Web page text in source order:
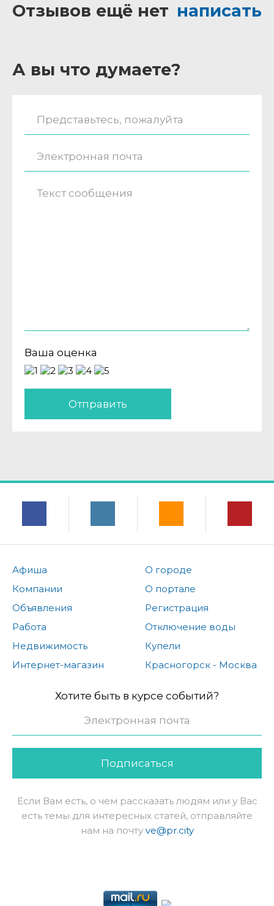
Отзывов ещё нет написать
А вы что думаете?
Ваша оценка
Отправить
Афиша
Компании
Объявления
Работа
Недвижимость
Интернет-магазин
О городе
О портале
Регистрация
Отключение воды
Купели
Красногорск - Москва
Хотите быть в курсе событий?
Подписаться
Если Вам есть, о чем рассказать людям или у Вас
есть темы для интересных статей, отправляйте
нам на почту ve@pr.city